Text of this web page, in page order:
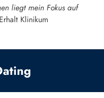
liegt mein Fokus auf
Erhalt Klinikum